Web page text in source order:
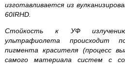
изготавливается из
60IRHD.
Стойкость к УФ
ультрафиолета происходит
пигмента красителя (процесс
самого материала систем с